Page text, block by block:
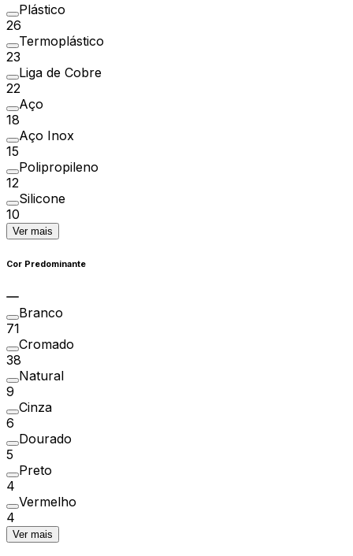
Plástico
26
Termoplástico
23
Liga de Cobre
22
Aço
18
Aço Inox
15
Polipropileno
12
Silicone
10
Ver mais
Cor Predominante
Branco
71
Cromado
38
Natural
9
Cinza
6
Dourado
5
Preto
4
Vermelho
4
Ver mais